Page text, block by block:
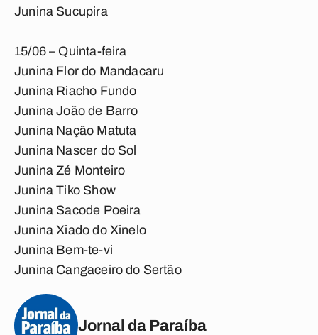
Junina Sucupira
15/06 – Quinta-feira
Junina Flor do Mandacaru
Junina Riacho Fundo
Junina João de Barro
Junina Nação Matuta
Junina Nascer do Sol
Junina Zé Monteiro
Junina Tiko Show
Junina Sacode Poeira
Junina Xiado do Xinelo
Junina Bem-te-vi
Junina Cangaceiro do Sertão
Jornal da Paraíba